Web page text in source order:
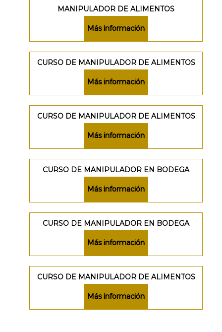
MANIPULADOR DE ALIMENTOS
Más información
CURSO DE MANIPULADOR DE ALIMENTOS
Más información
CURSO DE MANIPULADOR DE ALIMENTOS
Más información
CURSO DE MANIPULADOR EN BODEGA
Más información
CURSO DE MANIPULADOR EN BODEGA
Más información
CURSO DE MANIPULADOR DE ALIMENTOS
Más información